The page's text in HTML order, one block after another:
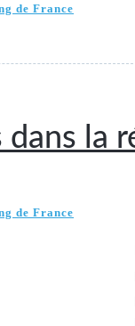
de France
dans la
de France